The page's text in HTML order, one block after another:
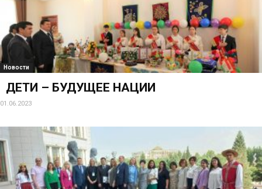
Новости
ДЕТИ – БУДУЩЕЕ НАЦИИ
01.06.2023